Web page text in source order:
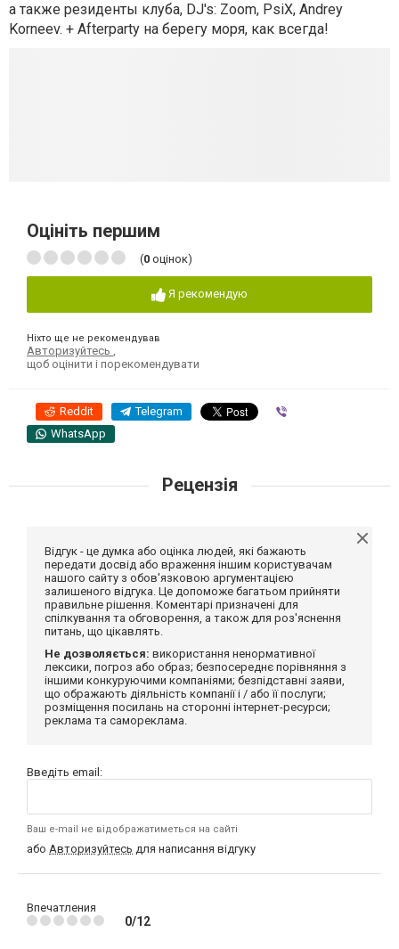
а также резиденты клуба, DJ's: Zoom, PsiX, Andrey
Korneev. + Afterparty на берегу моря, как всегда!
Оцініть першим
(0 оцінок)
Я рекомендую
Ніхто ще не рекомендував
Авторизуйтесь
щоб оцінити і порекомендувати
Reddit Telegram
WhatsApp
Рецензія
Відгук - це думка або оцінка людей, які бажають
передати досвід або враження іншим користувачам
нашого сайту з обов'язковою аргументацією
залишеного відгука. Це допоможе багатьом прийняти
правильне рішення. Коментарі призначені для
спілкування та обговорення, а також для роз'яснення
питань, що цікавлять.
Не дозволяється: використання ненормативної
лексики, погроз або образ; безпосереднє порівняння з
іншими конкуруючими компаніями; безпідставні заяви,
що ображають діяльність компанії і / або її послуги;
розміщення посилань на сторонні інтернет-ресурси;
реклама та самореклама.
Введіть email:
Ваш e-mail не відображатиметься на сайті
або Авторизуйтесь для написання відгуку
Впечатления
0/12